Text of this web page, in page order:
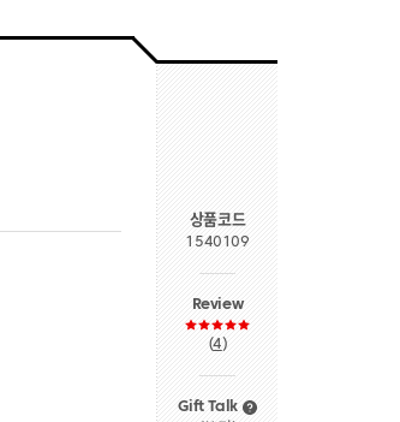
상품코드
1540109
Review
(4)
Gift Talk